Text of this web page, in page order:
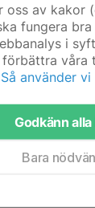
Inget referat
oss av kakor
fungera
i
förbättra våra
Så använder
Godkänn
Bara